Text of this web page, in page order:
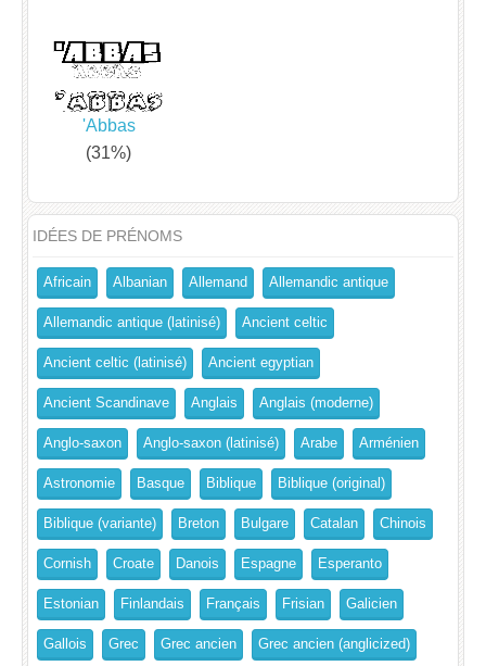
'Abbas
(31%)
IDÉES DE PRÉNOMS
Africain Albanian Allemand Allemandic antique
Allemandic antique (latinisé) Ancient celtic
Ancient celtic (latinisé) Ancient egyptian
Ancient Scandinave Anglais Anglais (moderne)
Anglo-saxon Anglo-saxon (latinisé) Arabe Arménien
Astronomie Basque Biblique Biblique (original)
Biblique (variante) Breton Bulgare Catalan Chinois
Cornish Croate Danois Espagne Esperanto
Estonian Finlandais Français Frisian Galicien
Gallois Grec Grec ancien Grec ancien (anglicized)